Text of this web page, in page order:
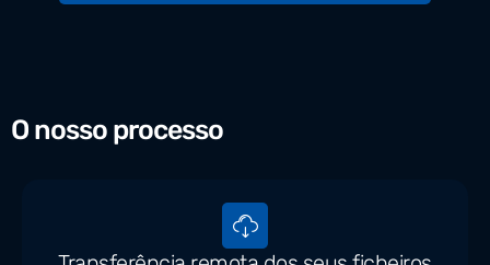
O nosso processo